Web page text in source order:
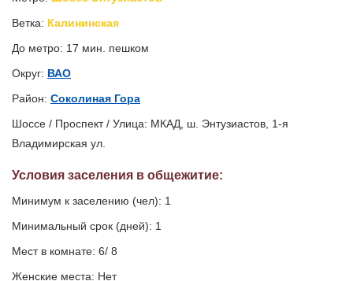
Ветка: Калининская
До метро: 17 мин. пешком
Округ: ВАО
Район: Соколиная Гора
Шоссе / Проспект / Улица: МКАД, ш. Энтузиастов, 1-я
Владимирская ул.
Условия заселения в общежитие:
Минимум к заселению (чел): 1
Минимальный срок (дней): 1
Мест в комнате: 6/ 8
Женские места: Нет